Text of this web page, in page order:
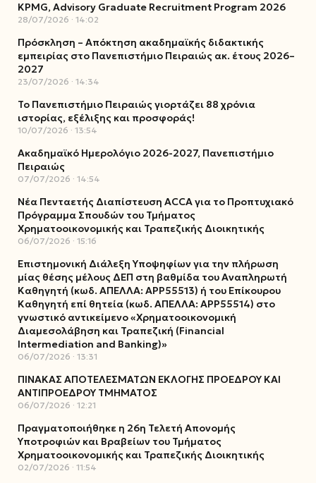
KPMG, Advisory Graduate Recruitment Program 2026
28/07/2026 14:02
Πρόσκληση – Απόκτηση ακαδημαϊκής διδακτικής
εμπειρίας στο Πανεπιστήμιο Πειραιώς ακ. έτους 2026–
2027
23/07/2026 14:34
Το Πανεπιστήμιο Πειραιώς γιορτάζει 88 χρόνια
ιστορίας, εξέλιξης και προσφοράς!
10/07/2026 13:54
Ακαδημαϊκό Ημερολόγιο 2026-2027, Πανεπιστήμιο
Πειραιώς
07/07/2026 14:54
Νέα Πενταετής Διαπίστευση ACCA για το Προπτυχιακό
Πρόγραμμα Σπουδών του Τμήματος
Χρηματοοικονομικής και Τραπεζικής Διοικητικής
06/07/2026 15:16
Επιστημονική Διάλεξη Υποψηφίων για την πλήρωση
μίας θέσης μέλους ΔΕΠ στη βαθμίδα του Αναπληρωτή
Καθηγητή (κωδ. ΑΠΕΛΛΑ: ΑΡΡ55513) ή του Επίκουρου
Καθηγητή επί θητεία (κωδ. ΑΠΕΛΛΑ: ΑΡΡ55514) στο
γνωστικό αντικείμενο «Χρηματοοικονομική
Διαμεσολάβηση και Τραπεζική (Financial
Intermediation and Banking)»
06/07/2026 13:31
ΠΙΝΑΚΑΣ ΑΠΟΤΕΛΕΣΜΑΤΩΝ ΕΚΛΟΓΗΣ ΠΡΟΕΔΡΟΥ ΚΑΙ
ΑΝΤΙΠΡΟΕΔΡΟΥ ΤΜΗΜΑΤΟΣ
06/07/2026 12:21
Πραγματοποιήθηκε η 26η Τελετή Απονομής
Υποτροφιών και Βραβείων του Τμήματος
Χρηματοοικονομικής και Τραπεζικής Διοικητικής
02/07/2026 11:54